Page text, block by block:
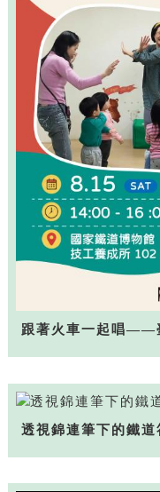
跟著火車一起唱——
透視錦連筆下的鐵道